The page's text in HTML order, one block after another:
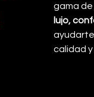
gama de
lujo,
calidad